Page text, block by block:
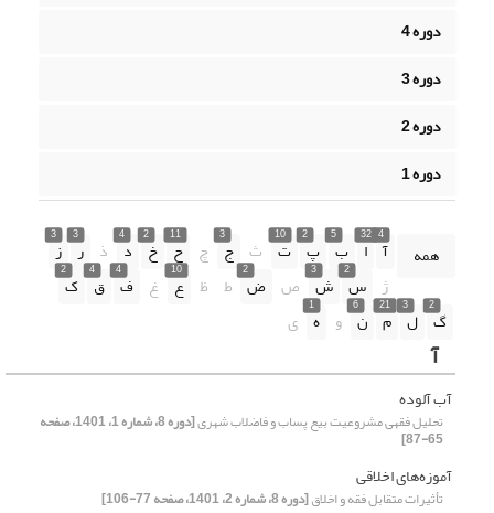
دوره 4
دوره 3
دوره 2
دوره 1
همه
4
آ
32
ا
5
ب
2
پ
10
ت ث
3
ج چ
11
ح
2
خ
4
د ذ
3
ر
3
ز
ژ
2
س
3
ش ص
2
ض ط ظ
10
ع غ
4
ف
4
ق
2
ک
2
گ
3
ل
21
م
6
ن و
1
ه ی
آ
آب آلوده
تحلیل فقهی مشروعیت بیع پساب و فاضلاب شهری [دوره 8، شماره 1، 1401، صفحه
65-87]
آموزه‌های اخلاقی
تأثیرات متقابل فقه و اخلاق[دوره 8، شماره 2، 1401، صفحه 77-106]